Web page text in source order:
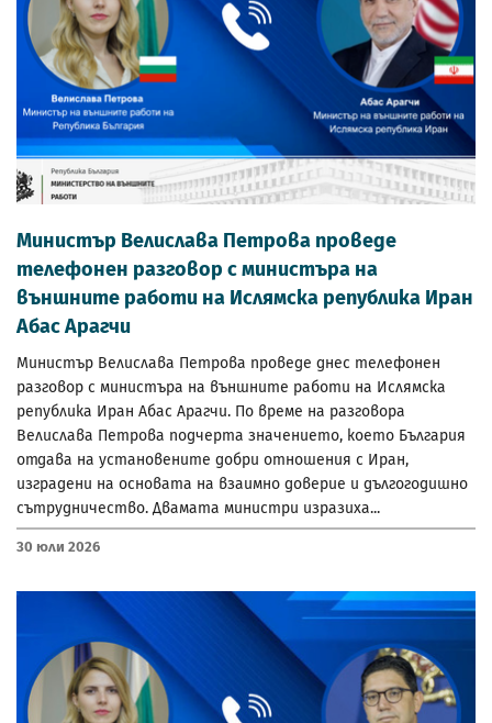
Министър Велислава Петрова проведе
телефонен разговор с министъра на
външните работи на Ислямска република Иран
Абас Арагчи
Министър Велислава Петрова проведе днес телефонен
разговор с министъра на външните работи на Ислямска
република Иран Абас Арагчи. По време на разговора
Велислава Петрова подчерта значението, което България
отдава на установените добри отношения с Иран,
изградени на основата на взаимно доверие и дългогодишно
сътрудничество. Двамата министри изразиха...
30 Юли 2026